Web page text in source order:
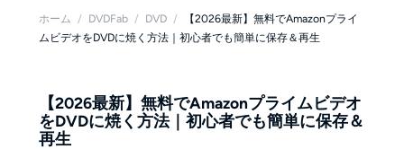
ホーム / DVDFab / DVD /
【2026最新】無料でAmazonプライ
ムビデオをDVDに焼く方法｜初心者でも簡単に保存＆再生
【2026最新】無料でAmazonプライムビデオ
をDVDに焼く方法｜初心者でも簡単に保存＆
再生